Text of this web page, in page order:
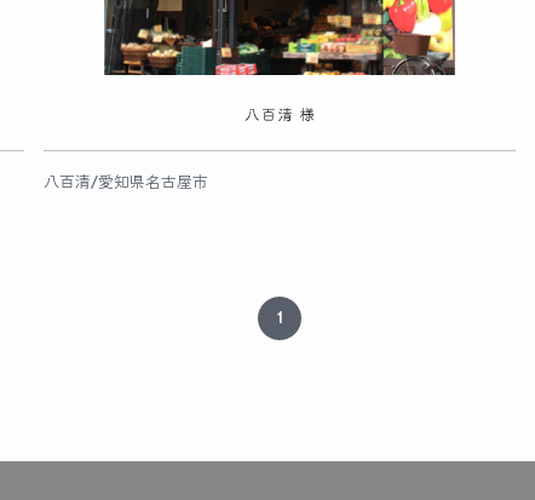
八百清/愛知県名古屋市
1